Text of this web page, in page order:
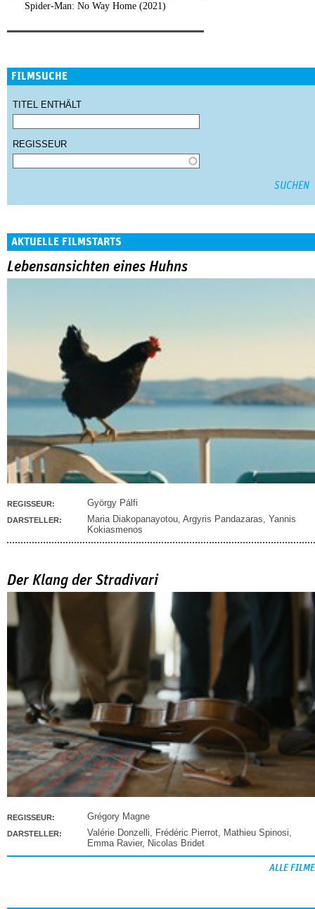
Spider-Man: No Way Home (2021)
FILMSUCHE
TITEL ENTHÄLT
REGISSEUR
AKTUELLE FILMSTARTS
Lebensansichten eines Huhns
REGISSEUR: György Pálfi
DARSTELLER: Maria Diakopanayotou, Argyris Pandazaras, Yannis
Kokiasmenos
Der Klang der Stradivari
REGISSEUR: Grégory Magne
DARSTELLER: Valérie Donzelli, Frédéric Pierrot, Mathieu Spinosi,
Emma Ravier, Nicolas Bridet
ALLE FILME